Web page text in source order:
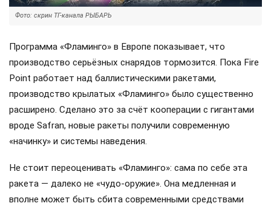
Фото: скрин ТГ-канала РЫБАРЬ
Программа «Фламинго» в Европе показывает, что
производство серьёзных снарядов тормозится. Пока Fire
Point работает над баллистическими ракетами,
производство крылатых «Фламинго» было существенно
расширено. Сделано это за счёт кооперации с гигантами
вроде Safran, новые ракеты получили современную
«начинку» и системы наведения.
Не стоит переоценивать «Фламинго»: сама по себе эта
ракета — далеко не «чудо-оружие». Она медленная и
вполне может быть сбита современными средствами